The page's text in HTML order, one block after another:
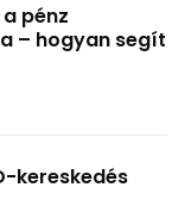
pénz
– hogyan segít
kereskedés